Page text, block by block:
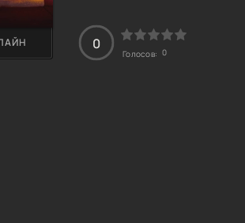
концовки кинолент вводят в
принять участие главным
0
Голосов: 0